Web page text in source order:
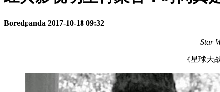
Boredpanda 2017-10-18 09:32
Star
《星球大